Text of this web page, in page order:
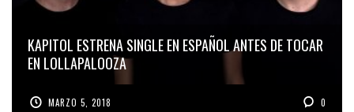
KAPITOL ESTRENA SINGLE EN ESPAÑOL ANTES DE TOCAR
EN LOLLAPALOOZA
MARZO 5, 2018 0